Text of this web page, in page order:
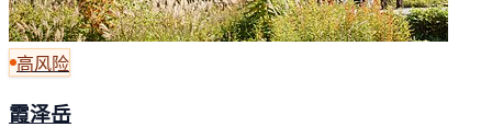
高风险
霞泽岳